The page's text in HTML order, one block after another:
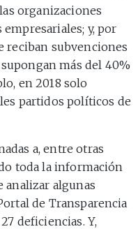
organizaciones
y, por
reciban subvenciones
más del 40%
en 2018 solo
partidos políticos de
a, entre otras
toda la información
analizar algunas
de Transparencia
deficiencias. Y,